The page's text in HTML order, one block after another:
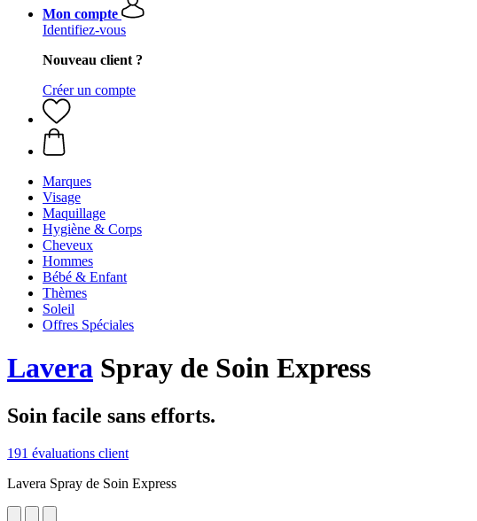
Mon compte
Identifiez-vous
Nouveau client ?
Créer un compte
Marques
Visage
Maquillage
Hygiène & Corps
Cheveux
Hommes
Bébé & Enfant
Thèmes
Soleil
Offres Spéciales
Lavera Spray de Soin Express
Soin facile sans efforts.
191 évaluations client
Lavera Spray de Soin Express